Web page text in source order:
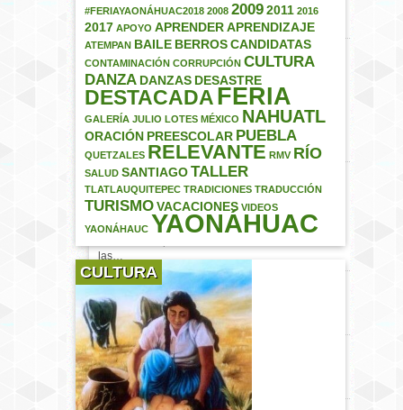
La entrega de los
“Cacahuates” por parte…
EXCELENTE
OPORTUNIDAD EN BIENES
RAÍCES
[caption id="attachment_785"
align="aligncenter"
width="615"] VENDO LOTES
CANDIDATAS A REINA DE
LA FERIA PATRONAL
#YAONÁHUAC2017
#Yaonáhuac #Puebla
las…
INVITACIÓN AL BAILE DE
FERIA YAONÁHUAC 2017
CARTEL DE LUCHA LIBRE
– DOMINGO 23 DE JULIO
#FERIAYAONÁHUAC2018 2008 20092011 2016
2017 APOYO APRENDERAPRENDIZAJE
ATEMPAN BAILE BERROSCANDIDATAS
CONTAMINACIÓN CORRUPCIÓN CULTURA
DANZA DANZAS DESASTRE
DESTACADAFERIA
GALERÍA JULIO LOTES MÉXICO NAHUATL
ORACIÓN PREESCOLAR PUEBLA
QUETZALES RELEVANTE RMV RÍO
SALUD SANTIAGOTALLER
TLATLAUQUITEPEC TRADICIONES TRADUCCIÓN
TURISMOVACACIONES VIDEOS
YAONÁHAUC YAONÁHUAC
CULTURA